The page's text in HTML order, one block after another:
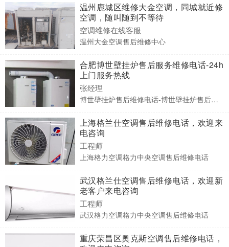
温州鹿城区维修大金空调，同城就近修
空调，随叫随到不等待
空调维修在线客服
温州大金空调售后维修中心
合肥博世壁挂炉售后服务维修电话-24h
上门服务热线
张经理
博世壁挂炉售后维修电话-博世壁挂炉售后服务电话
上海格兰仕空调售后维修电话，欢迎来
电咨询
工程师
上海格力空调格力中央空调售后维修电话
武汉格兰仕空调售后维修电话，欢迎新
老客户来电咨询
工程师
武汉格力空调格力中央空调售后维修电话
重庆荣昌区奥克斯空调售后维修电话，